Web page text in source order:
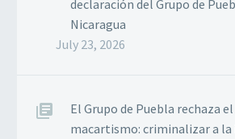
declaración del Grupo de
Nicaragua
July 23, 2026
El Grupo de Puebla rechaza
macartismo: criminalizar a la